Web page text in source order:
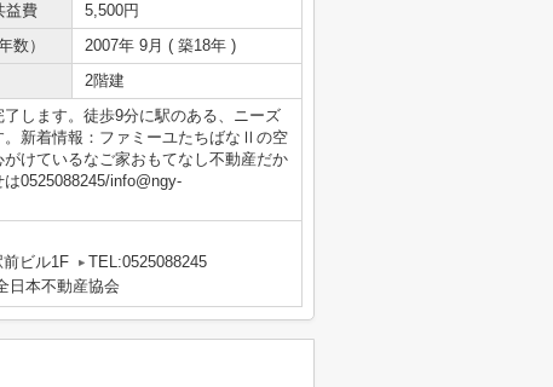
益費
5,500円
数）
2007年 9月 ( 築18年 )
2階建
します。徒歩9分に駅のある、ニーズ
新着情報：ファミーユたちばなⅡの空
けているなご家おもてなし不動産だか
0525088245/info@ngy-
ビル1F
TEL:0525088245
本不動産協会